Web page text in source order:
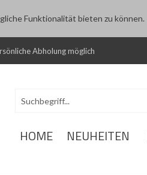
Funktionalität bieten zu können.
Abholung möglich
HOME NEUHEITEN